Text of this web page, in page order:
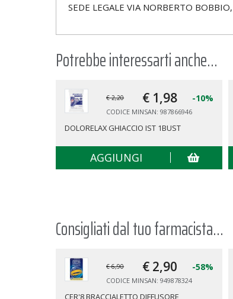
SEDE LEGALE VIA NORBERTO
Potrebbe interessarti anche...
€ 2,20 € 1,98 -10%
CODICE MINSAN: 987866946
DOLORELAX GHIACCIO IST 1BUST
AGGIUNGI
Consigliati dal tuo farmacista...
€ 6,90 € 2,90 -58%
CODICE MINSAN: 949878324
CER'8 BRACCIALETTO DIFFUSORE